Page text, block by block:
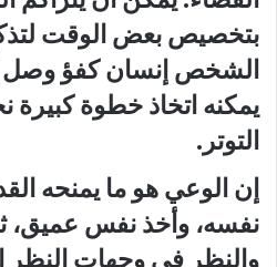
بتخصيص بعض الوقت
الشخص إنسان كفؤ وصل
يمكنه اتخاذ خطوة كبيرة
التوتر.
إن الوعي هو ما يمنحه
نفسه، وأخذ نفس عميق،
والنظر في وجهات النظر